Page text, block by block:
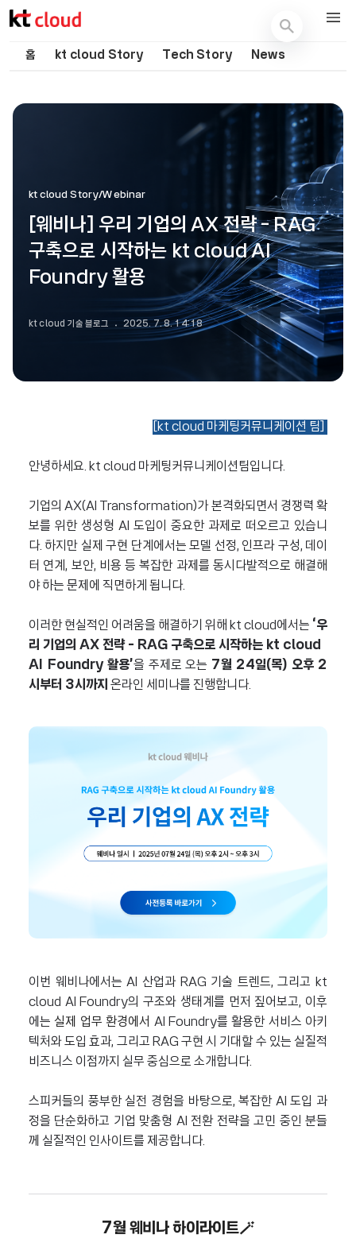
기술 블로그 (Tech) | kt cloud
홈 kt cloud Story Tech Story News
kt cloud Story/Webinar
[웨비나] 우리 기업의 AX 전략 - RAG
구축으로 시작하는 kt cloud AI
Foundry 활용
kt cloud 기술 블로그 2025. 7. 8. 14:18
[kt cloud 마케팅커뮤니케이션 팀]
안녕하세요. kt cloud 마케팅커뮤니케이션팀입니다.
기업의 AX(AI Transformation)가 본격화되면서 경쟁력 확
보를 위한 생성형 AI 도입이 중요한 과제로 떠오르고 있습니
다. 하지만 실제 구현 단계에서는 모델 선정, 인프라 구성, 데이
터 연계, 보안, 비용 등 복잡한 과제를 동시다발적으로 해결해
야 하는 문제에 직면하게 됩니다.
이러한 현실적인 어려움을 해결하기 위해 kt cloud에서는 ‘우
리 기업의 AX 전략 - RAG 구축으로 시작하는 kt cloud
AI Foundry 활용’을 주제로 오는 7월 24일(목) 오후 2
시부터 3시까지 온라인 세미나를 진행합니다.
이번 웨비나에서는 AI 산업과 RAG 기술 트렌드, 그리고 kt
cloud AI Foundry의 구조와 생태계를 먼저 짚어보고, 이후
에는실제 업무 환경에서 AI Foundry를 활용한 서비스 아키
텍처와 도입 효과, 그리고 RAG 구현 시 기대할 수 있는 실질적
비즈니스 이점까지 실무 중심으로 소개합니다.
스피커들의 풍부한 실전 경험을 바탕으로, 복잡한 AI 도입 과
정을 단순화하고 기업 맞춤형 AI 전환 전략을 고민 중인 분들
께 실질적인 인사이트를 제공합니다.
7월 웨비나 하이라이트🪄